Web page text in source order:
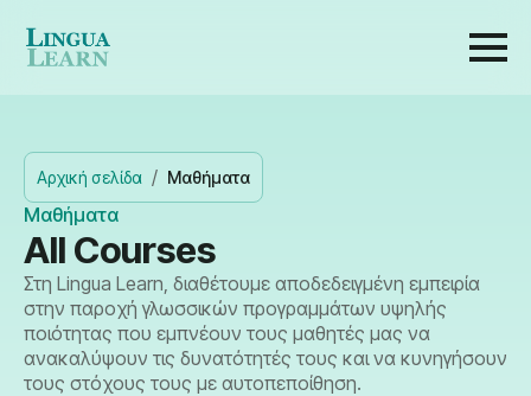
Αρχική σελίδα Μαθήματα
Μαθήματα
All Courses
Στη Lingua Learn, διαθέτουμε αποδεδειγμένη εμπειρία
στην παροχή γλωσσικών προγραμμάτων υψηλής
ποιότητας που εμπνέουν τους μαθητές μας να
ανακαλύψουν τις δυνατότητές τους και να κυνηγήσουν
τους στόχους τους με αυτοπεποίθηση.